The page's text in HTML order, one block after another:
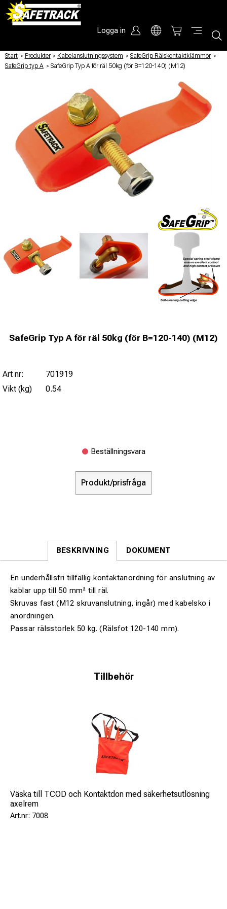
Logga in
Start / Produkter / Kabelanslutningssystem / SafeGrip Rälskontaktklämmor /
SafeGrip typ A / SafeGrip Typ A för räl 50kg (för B=120-140) (M12)
SafeGrip Typ A för räl 50kg (för B=120-140) (M12)
Art nr:
701919
Vikt (kg)
0.54
Beställningsvara
Produkt/prisfråga
BESKRIVNING DOKUMENT
En underhållsfri tillfällig kontaktanordning för anslutning av
kablar upp till 50 mm² till räl.
Skruvas fast (M12 skruvanslutning, ingår) med kabelsko i
anordningen.
Passar rälsstorlek 50 kg. (Rälsfot 120-140 mm).
Tillbehör
Väska till TCOD och Kontaktdon med säkerhetsutlösning
axelrem
7008